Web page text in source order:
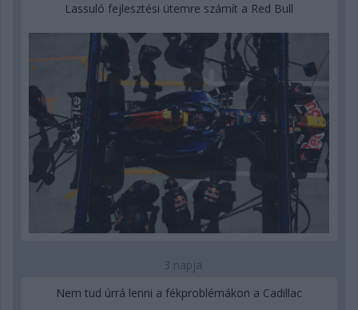
Lassuló fejlesztési ütemre számít a Red Bull
3 napja
Nem tud úrrá lenni a fékproblémákon a Cadillac